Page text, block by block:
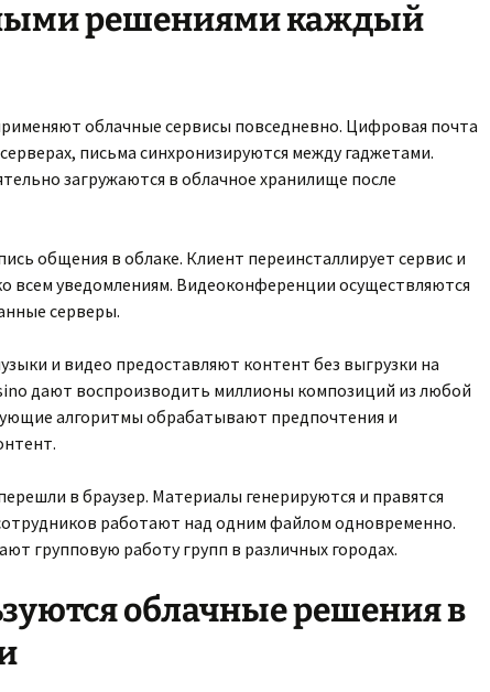
решениями каждый
облачные сервисы повседневно. Цифровая почта
письма синхронизируются между гаджетами.
загружаются в облачное хранилище после
общения в облаке. Клиент переинсталлирует сервис и
всем уведомлениям. Видеоконференции осуществляются
серверы.
и видео предоставляют контент без выгрузки на
дают воспроизводить миллионы композиций из любой
алгоритмы обрабатывают предпочтения и
в браузер. Материалы генерируются и правятся
работают над одним файлом одновременно.
групповую работу групп в различных городах.
облачные решения в